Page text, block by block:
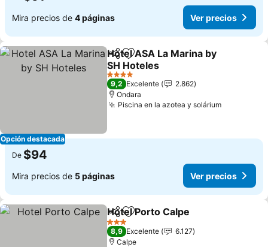
Mira precios de 4 páginas Ver precios
Opción destacada
CompartirAgregar a favoritos
Hotel ASA La Marina by
SH Hoteles
4 Estrellas
9,2 Excelente
2.862
Ondara
Piscina en la azotea y solárium
De $94
Mira precios de 5 páginas Ver precios
CompartirAgregar a favoritos
Hotel Porto Calpe
3 Estrellas
8,9 Excelente
6.127
Calpe